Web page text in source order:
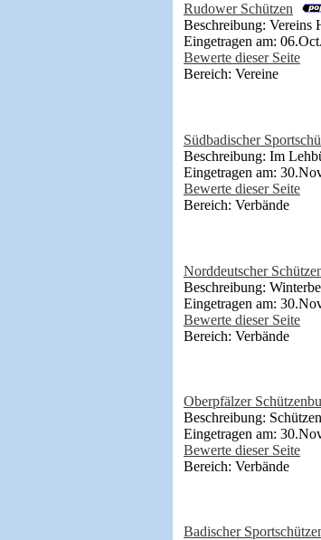
Rudower Schützen
Beschreibung: Vereins
Eingetragen am:
Bewerte dieser Seite
Bereich: Vereine
Südbadischer
Beschreibung: Im
Eingetragen am:
Bewerte dieser Seite
Bereich: Verbände
Norddeutscher
Beschreibung:
Eingetragen am:
Bewerte dieser Seite
Bereich: Verbände
Oberpfälzer
Beschreibung:
Eingetragen am:
Bewerte dieser Seite
Bereich: Verbände
Badischer